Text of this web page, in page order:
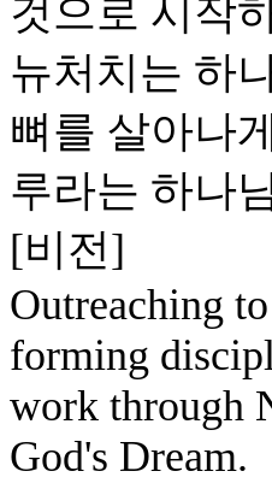
것으로 시작
뉴처치는 하
뼈를 살아나
루라는 하나
[비전]
Outreaching
forming
work through
God's Dream.